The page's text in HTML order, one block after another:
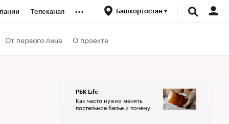
Телеканал ... Башкортостан
От первого лица О проекте
РБК Life
Как часто нужно менять
постельное белье и почему